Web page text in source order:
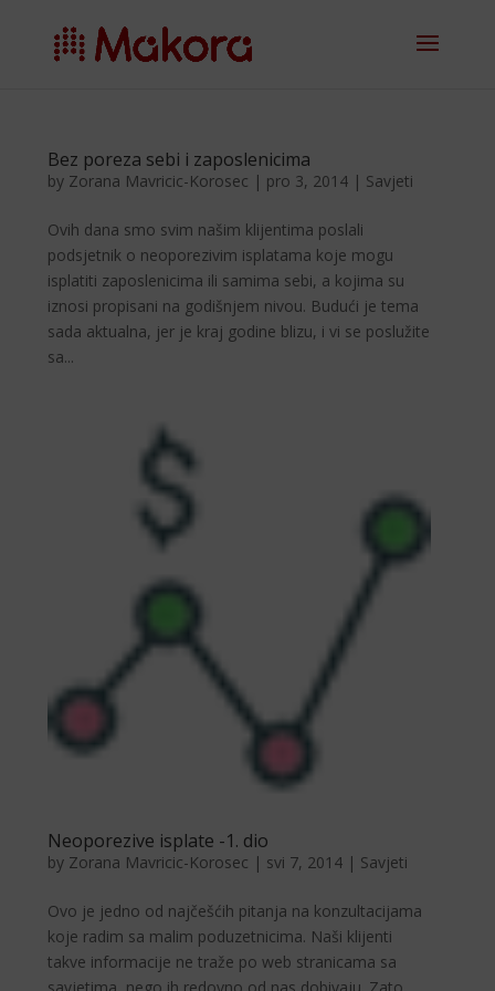
Bez poreza sebi i zaposlenicima
by Zorana Mavricic-Korosec | pro 3, 2014 | Savjeti
Ovih dana smo svim na­šim klijentima poslali
podsjetnik o neoporezivim is­platama koje mogu
isplatiti zaposlenicima ili samima sebi, a kojima su
iznosi pro­pisani na godišnjem nivou. Budući je tema
sada aktualna, jer je kraj godine blizu, i vi se poslužite
sa...
Neoporezive isplate -1. dio
by Zorana Mavricic-Korosec | svi 7, 2014 | Savjeti
Ovo je jedno od najčešćih pitanja na konzultacijama
koje radim sa malim poduzetnicima. Naši klijenti
takve informacije ne traže po web stranicama sa